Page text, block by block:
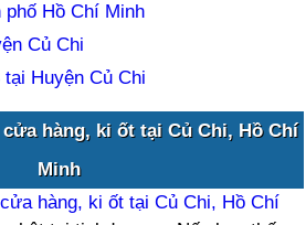
Hồ Chí Minh
Củ Chi
Huyện Củ Chi
hàng, ki ốt tại Củ Chi, Hồ Chí
Minh
hàng, ki ốt tại Củ Chi, Hồ Chí